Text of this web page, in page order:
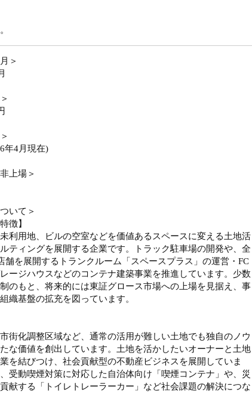
＞
年4月現在)
上場＞
いて＞
徴】
利用地、ビルの空室などを価値あるスペースに変える土地活
ティングを展開する企業です。トラック駐車場の開発や、全
舗を展開するトランクルーム「スペースプラス」の運営・FC
ージハウスなどのコンテナ建築事業を推進しています。少数
のもと、将来的には東証グロース市場への上場を見据え、事
織基盤の拡充を図っています。
街化調整区域など、通常の活用が難しい土地でも独自のノウ
な価値を創出しています。土地を活かしたいオーナーと土地
を結びつけ、社会貢献型の不動産ビジネスを展開していま
受動喫煙対策に対応した自治体向け「喫煙コンテナ」や、災
献する「トイレトレーラーカー」など社会課題の解決につな